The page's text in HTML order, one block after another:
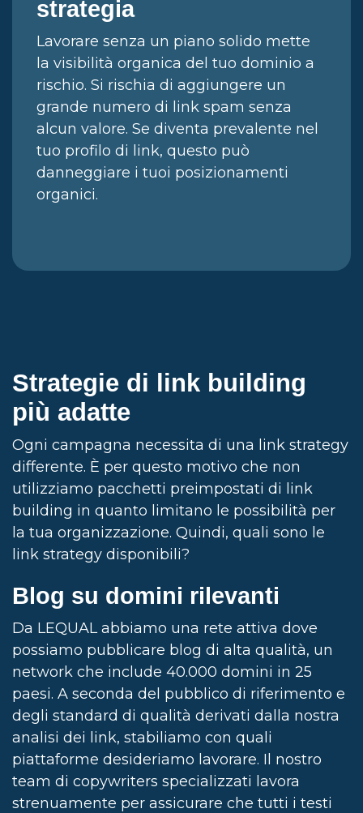
strategia
Lavorare senza un piano solido mette
la visibilità organica del tuo dominio a
rischio. Si rischia di aggiungere un
grande numero di link spam senza
alcun valore. Se diventa prevalente nel
tuo profilo di link, questo può
danneggiare i tuoi posizionamenti
organici.
Strategie di link building
più adatte
Ogni campagna necessita di una link strategy
differente. È per questo motivo che non
utilizziamo pacchetti preimpostati di link
building in quanto limitano le possibilità per
la tua organizzazione. Quindi, quali sono le
link strategy disponibili?
Blog su domini rilevanti
Da LEQUAL abbiamo una rete attiva dove
possiamo pubblicare blog di alta qualità, un
network che include 40.000 domini in 25
paesi. A seconda del pubblico di riferimento e
degli standard di qualità derivati dalla nostra
analisi dei link, stabiliamo con quali
piattaforme desideriamo lavorare. Il nostro
team di copywriters specializzati lavora
strenuamente per assicurare che tutti i testi